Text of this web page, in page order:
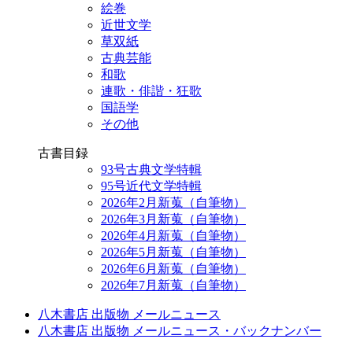
絵巻
近世文学
草双紙
古典芸能
和歌
連歌・俳諧・狂歌
国語学
その他
古書目録
93号古典文学特輯
95号近代文学特輯
2026年2月新蒐（自筆物）
2026年3月新蒐（自筆物）
2026年4月新蒐（自筆物）
2026年5月新蒐（自筆物）
2026年6月新蒐（自筆物）
2026年7月新蒐（自筆物）
八木書店 出版物 メールニュース
八木書店 出版物 メールニュース・バックナンバー